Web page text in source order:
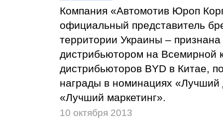
Компания «Автомотив Юроп
официальный представитель
территории Украины –
дистрибьютором на Всемирной
дистрибьюторов BYD в Китае,
награды в номинациях «Лучший
«Лучший маркетинг».
10 октября 2013